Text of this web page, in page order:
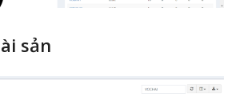
sản